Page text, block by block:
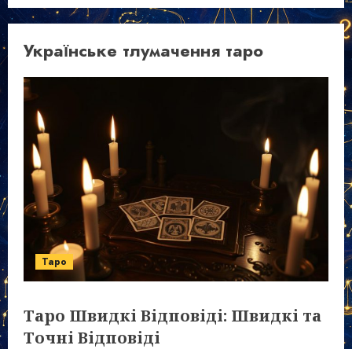
Українське тлумачення таро
Таро
Таро Швидкі Відповіді: Швидкі та
Точні Відповіді